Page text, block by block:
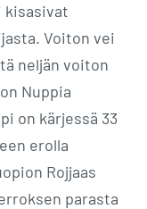
kisasivat
Voiton vei
neljän voiton
Nuppia
on kärjessä 33
erolla
Rojjaas
parasta